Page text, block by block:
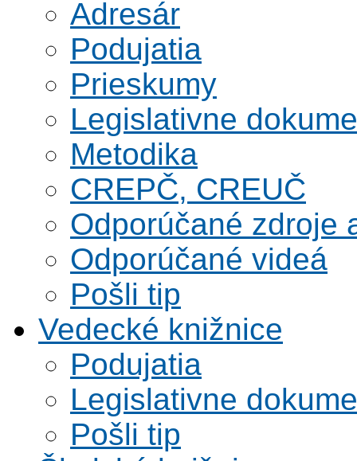
Adresár
Podujatia
Prieskumy
Legislativne
Metodika
CREPČ, CREUČ
Odporúčané zdroje
Odporúčané videá
Pošli tip
Vedecké knižnice
Podujatia
Legislativne
Pošli tip